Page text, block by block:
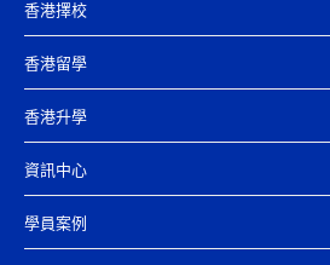
香港擇校
香港留學
香港升學
資訊中心
學員案例